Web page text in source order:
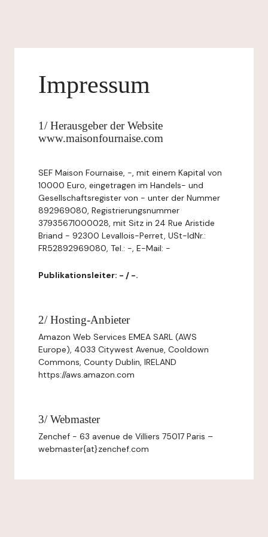
Impressum
1/ Herausgeber der Website
www.maisonfournaise.com
SEF Maison Fournaise, -, mit einem Kapital von
10000 Euro, eingetragen im Handels- und
Gesellschaftsregister von - unter der Nummer
892969080, Registrierungsnummer
37935671000028, mit Sitz in 24 Rue Aristide
Briand - 92300 Levallois-Perret, USt-IdNr.:
FR52892969080, Tel.: -, E-Mail: -
Publikationsleiter: - / -.
2/ Hosting-Anbieter
Amazon Web Services EMEA SARL (AWS
Europe), 4033 Citywest Avenue, Cooldown
Commons, County Dublin, IRELAND
https://aws.amazon.com
3/ Webmaster
Zenchef - 63 avenue de Villiers 75017 Paris –
webmaster{at}zenchef.com